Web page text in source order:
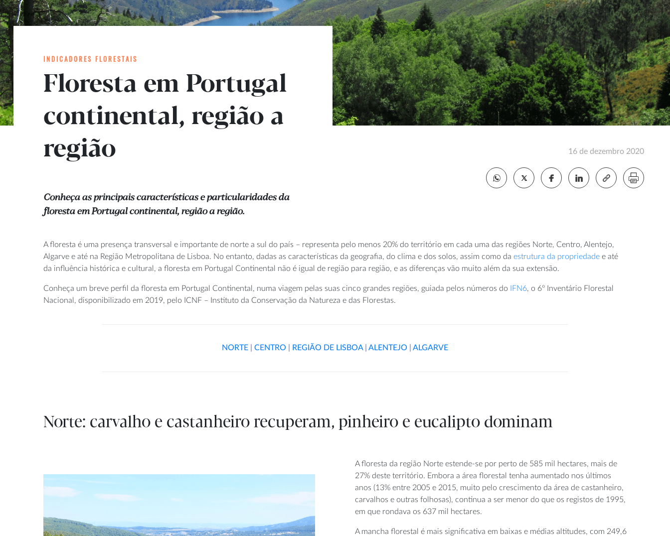
INDICADORES FLORESTAIS
Floresta em Portugal
continental, região a
região
Conheça as principais características e particularidades da
floresta em Portugal continental, região a região.
16 de dezembro 2020
A floresta é uma presença transversal e importante de norte a sul do país – representa pelo menos 20% do território em cada uma das regiões Norte, Centro, Alentejo,
Algarve e até na Região Metropolitana de Lisboa. No entanto, dadas as características da geografia, do clima e dos solos, assim como da estrutura da propriedade e até
da influência histórica e cultural, a floresta em Portugal Continental não é igual de região para região, e as diferenças vão muito além da sua extensão.
Conheça um breve perfil da floresta em Portugal Continental, numa viagem pelas suas cinco grandes regiões, guiada pelos números do IFN6, o 6º Inventário Florestal
Nacional, disponibilizado em 2019, pelo ICNF – Instituto da Conservação da Natureza e das Florestas.
NORTE CENTRO REGIÃO DE LISBOA| ALENTEJO ALGARVE
Norte: carvalho e castanheiro recuperam, pinheiro e eucalipto dominam
A floresta da região Norte estende-se por perto de 585 mil hectares, mais de
27% deste território. Embora a área florestal tenha aumentado nos últimos
anos (13% entre 2005 e 2015, muito pelo crescimento da área de castanheiro,
carvalhos e outras folhosas), continua a ser menor do que os registos de 1995,
em que rondava os 637 mil hectares.
A mancha florestal é mais significativa em baixas e médias altitudes, com 249,6